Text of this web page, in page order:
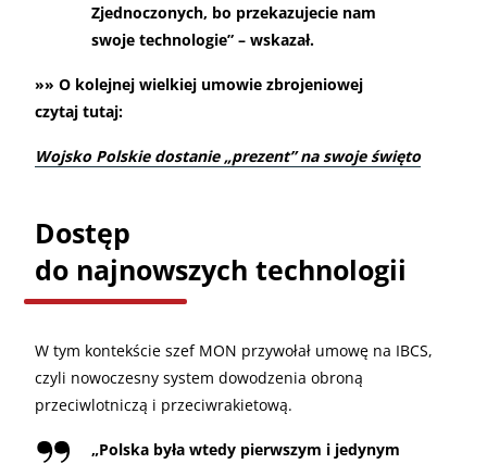
Zjednoczonych, bo przekazujecie nam
swoje technologie” – wskazał.
»» O kolejnej wielkiej umowie zbrojeniowej
czytaj tutaj:
Wojsko Polskie dostanie „prezent” na swoje święto
Dostęp
do najnowszych technologii
W tym kontekście szef MON przywołał umowę na IBCS,
czyli nowoczesny system dowodzenia obroną
przeciwlotniczą i przeciwrakietową.
„Polska była wtedy pierwszym i jedynym